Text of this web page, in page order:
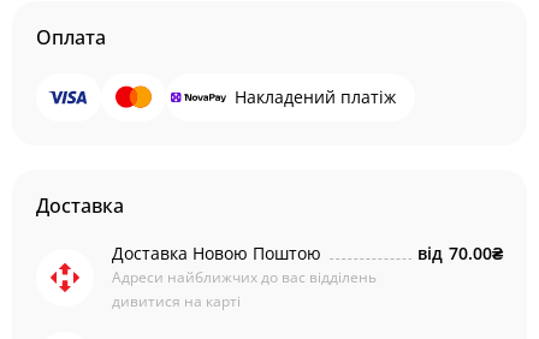
Оплата
Накладений платіж
Доставка
Доставка Новою Поштою
Адреси найближчих до вас відділень
дивитися на карті
від 70.00₴